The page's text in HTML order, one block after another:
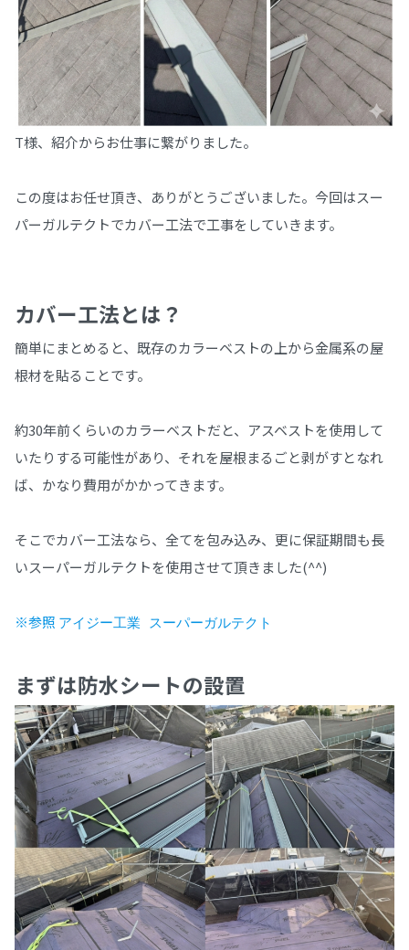
T様、紹介からお仕事に繋がりました。
この度はお任せ頂き、ありがとうございました。今回はスー
パーガルテクトでカバー工法で工事をしていきます。
カバー工法とは？
簡単にまとめると、既存のカラーベストの上から金属系の屋
根材を貼ることです。
約30年前くらいのカラーベストだと、アスベストを使用して
いたりする可能性があり、それを屋根まるごと剥がすとなれ
ば、かなり費用がかかってきます。
そこでカバー工法なら、全てを包み込み、更に保証期間も長
いスーパーガルテクトを使用させて頂きました(^^)
※参照 アイジー工業 スーパーガルテクト
まずは防水シートの設置